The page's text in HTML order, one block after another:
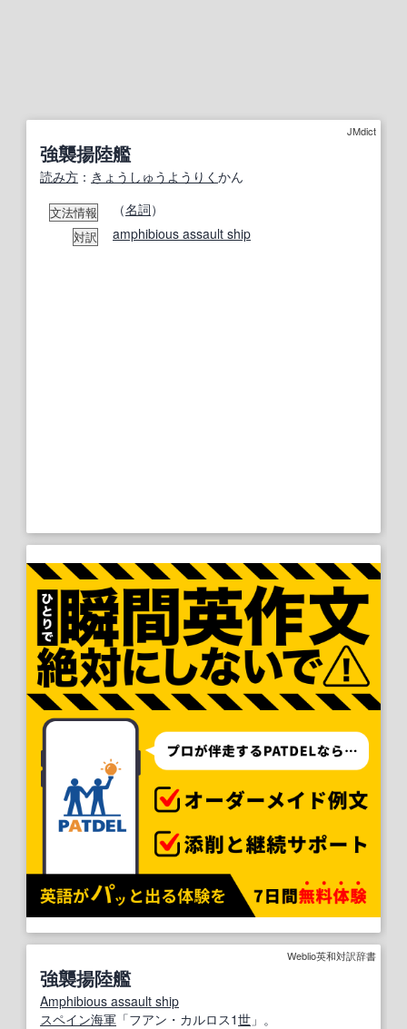
JMdict
強襲揚陸艦
読み方 ： きょうしゅう ようりく かん
文法情報 （名詞）
対訳 amphibious assault ship
Weblio英和対訳辞書
強襲揚陸艦
Amphibious assault ship
スペイン海軍 「フアン・カルロス1世 」。